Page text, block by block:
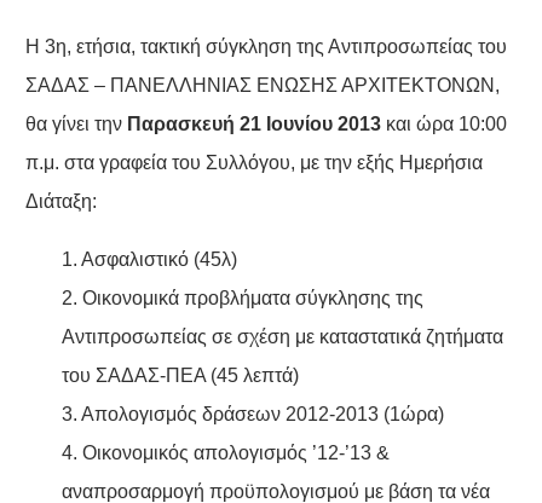
Η 3η, ετήσια, τακτική σύγκληση της Αντιπροσωπείας του
ΣΑΔΑΣ – ΠΑΝΕΛΛΗΝΙΑΣ ΕΝΩΣΗΣ ΑΡΧΙΤΕΚΤΟΝΩΝ,
θα γίνει την Παρασκευή 21 Ιουνίου 2013και ώρα 10:00
π.μ. στα γραφεία του Συλλόγου, με την εξής Ημερήσια
Διάταξη:
1. Ασφαλιστικό (45λ)
2. Οικονομικά προβλήματα σύγκλησης της
Αντιπροσωπείας σε σχέση με καταστατικά ζητήματα
του ΣΑΔΑΣ-ΠΕΑ (45 λεπτά)
3. Απολογισμός δράσεων 2012-2013 (1ώρα)
4. Οικονομικός απολογισμός ’12-’13 &
αναπροσαρμογή προϋπολογισμού με βάση τα νέα